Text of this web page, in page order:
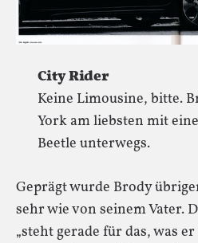
City Rider
Keine Limousine, bitte.
York am liebsten mit
Beetle unterwegs.
Geprägt wurde Brody
sehr wie von seinem Vater.
„steht gerade für das, was